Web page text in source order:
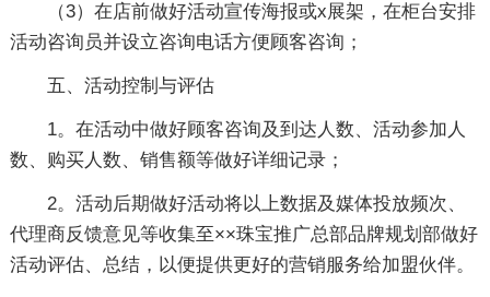
（3）在店前做好活动宣传海报或x展架，在柜台安排
活动咨询员并设立咨询电话方便顾客咨询；
五、活动控制与评估
1。在活动中做好顾客咨询及到达人数、活动参加人
数、购买人数、销售额等做好详细记录；
2。活动后期做好活动将以上数据及媒体投放频次、
代理商反馈意见等收集至××珠宝推广总部品牌规划部做好
活动评估、总结，以便提供更好的营销服务给加盟伙伴。